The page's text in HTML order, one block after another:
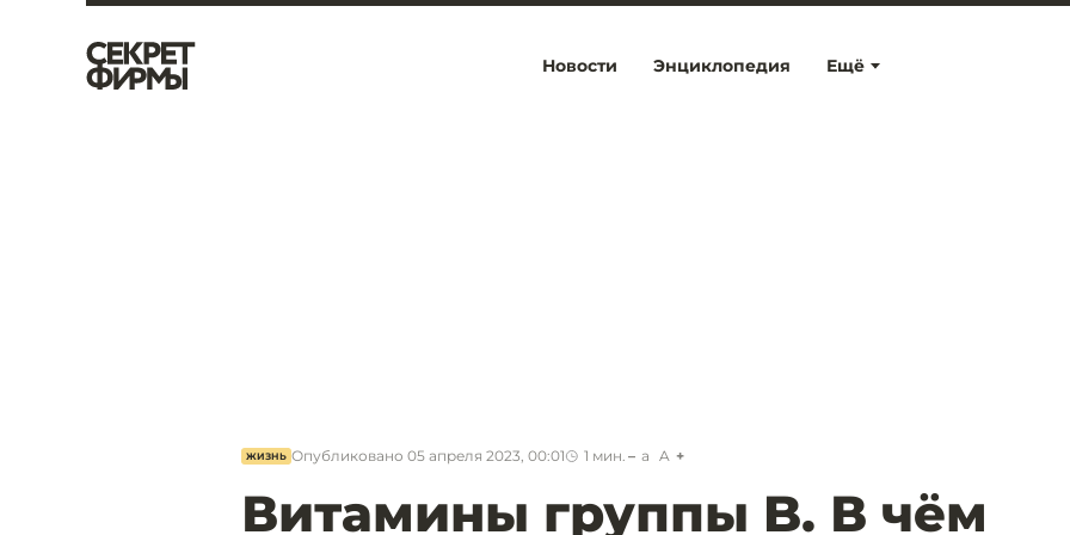
Ещё
Новости Энциклопедия
ЖИЗНЬ Опубликовано 05 апреля 2023, 00:01 1 мин. a A
Витамины группы B. В чём